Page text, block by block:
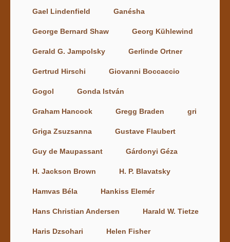
Gael Lindenfield Ganésha
George Bernard Shaw Georg Kühlewind
Gerald G. Jampolsky Gerlinde Ortner
Gertrud Hirschi Giovanni Boccaccio
Gogol Gonda István
Graham Hancock Gregg Braden gri
Griga Zsuzsanna Gustave Flaubert
Guy de Maupassant Gárdonyi Géza
H. Jackson Brown H. P. Blavatsky
Hamvas Béla Hankiss Elemér
Hans Christian Andersen Harald W. Tietze
Haris Dzsohari Helen Fisher